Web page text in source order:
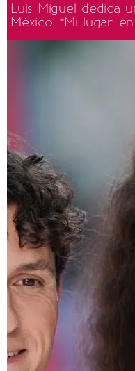
Luis Miguel dedica
México: “Mi lugar